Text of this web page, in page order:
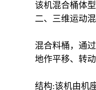
该机混合桶体
二、三维运动
混合料桶，通
地作平移、转
结构:该机由机